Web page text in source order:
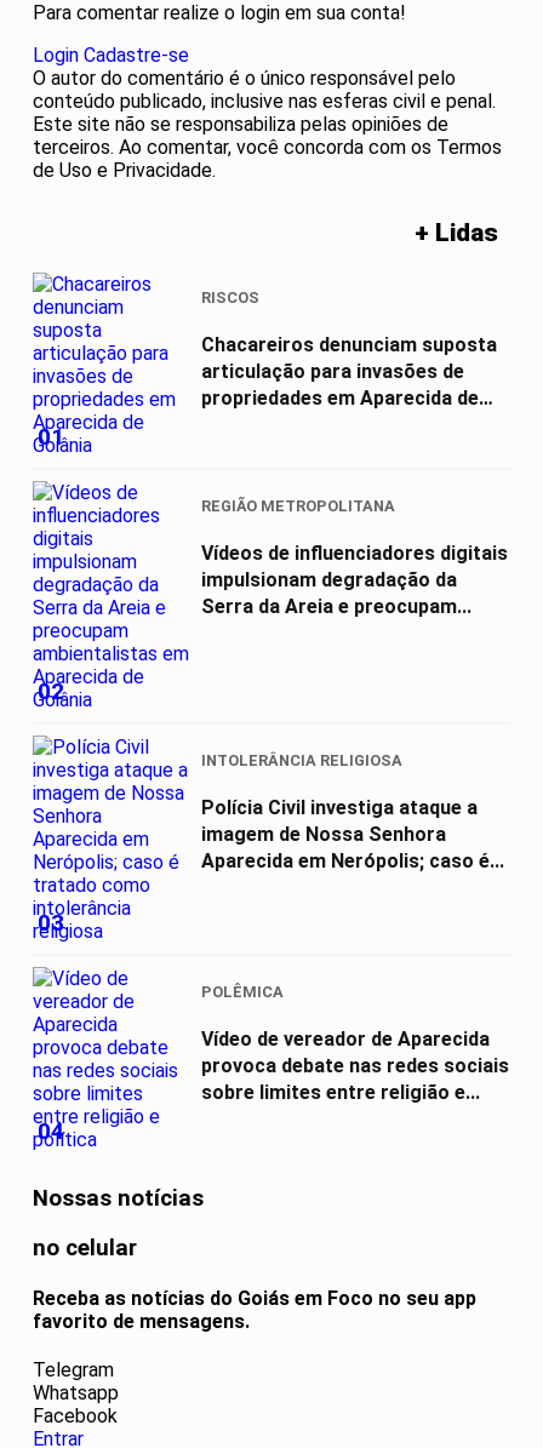
Para comentar realize o login em sua conta!
Login Cadastre-se
O autor do comentário é o único responsável pelo
conteúdo publicado, inclusive nas esferas civil e penal.
Este site não se responsabiliza pelas opiniões de
terceiros. Ao comentar, você concorda com os Termos
de Uso e Privacidade.
+ Lidas
01
RISCOS
Chacareiros denunciam suposta
articulação para invasões de
propriedades em Aparecida de
02
REGIÃO METROPOLITANA
Vídeos de influenciadores digitais
impulsionam degradação da
Serra da Areia e preocupam...
03
INTOLERÂNCIA RELIGIOSA
Polícia Civil investiga ataque a
imagem de Nossa Senhora
Aparecida em Nerópolis; caso é...
04
POLÊMICA
Vídeo de vereador de Aparecida
provoca debate nas redes sociais
sobre limites entre religião e...
Nossas notícias
no celular
Receba as notícias do Goiás em Foco no seu app
favorito de mensagens.
Telegram
Whatsapp
Facebook
Entrar